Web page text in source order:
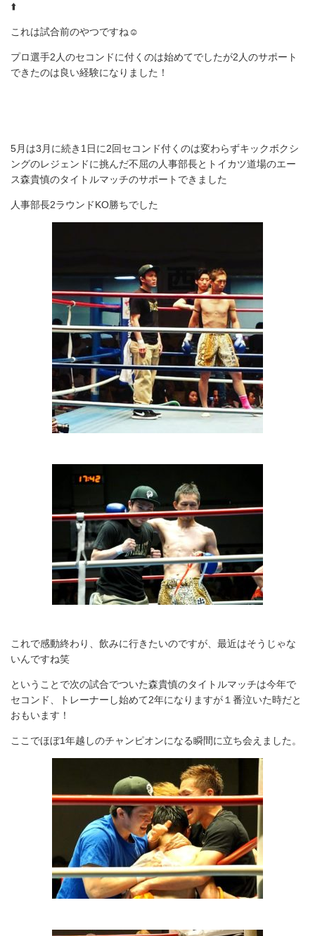
⬆️
これは試合前のやつですね☺️
プロ選手2人のセコンドに付くのは始めてでしたが2人のサポート
できたのは良い経験になりました！
5月は3月に続き1日に2回セコンド付くのは変わらずキックボクシ
ングのレジェンドに挑んだ不屈の人事部長とトイカツ道場のエー
ス森貴慎のタイトルマッチのサポートできました
人事部長2ラウンドKO勝ちでした
これで感動終わり、飲みに行きたいのですが、最近はそうじゃな
いんですね笑
ということで次の試合でついた森貴慎のタイトルマッチは今年で
セコンド、トレーナーし始めて2年になりますが１番泣いた時だと
おもいます！
ここでほぼ1年越しのチャンピオンになる瞬間に立ち会えました。